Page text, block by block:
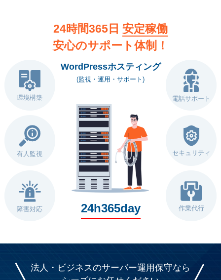
24時間365日 安定稼働
安心のサポート体制！
WordPressホスティング
(監視・運用・サポート)
24h365day
環境構築
有人監視
障害対応
電話サポート
セキュリティ
作業代行
法人・ビジネスのサーバー運用保守なら